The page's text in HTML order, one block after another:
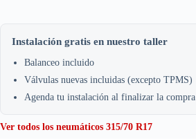
Instalación gratis en nuestro taller
Balanceo incluido
Válvulas nuevas incluidas (excepto TPMS)
Agenda tu instalación al finalizar la compra
Ver todos los neumáticos 315/70 R17